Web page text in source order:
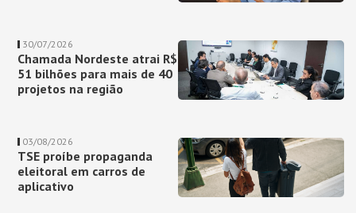
30/07/2026
Chamada Nordeste atrai R$
51 bilhões para mais de 40
projetos na região
03/08/2026
TSE proíbe propaganda
eleitoral em carros de
aplicativo